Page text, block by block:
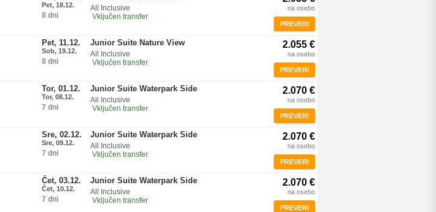
Pet, 18.12.
8 dni
All Inclusive
Vključen transfer
na osebo
PREVERI
Pet, 11.12.
Sob, 19.12.
8 dni
Junior Suite Nature View
All Inclusive
Vključen transfer
2.055 €
na osebo
PREVERI
Tor, 01.12.
Tor, 08.12.
7 dni
Junior Suite Waterpark Side
All Inclusive
Vključen transfer
2.070 €
na osebo
PREVERI
Sre, 02.12.
Sre, 09.12.
7 dni
Junior Suite Waterpark Side
All Inclusive
Vključen transfer
2.070 €
na osebo
PREVERI
Čet, 03.12.
Čet, 10.12.
7 dni
Junior Suite Waterpark Side
All Inclusive
Vključen transfer
2.070 €
na osebo
PREVERI